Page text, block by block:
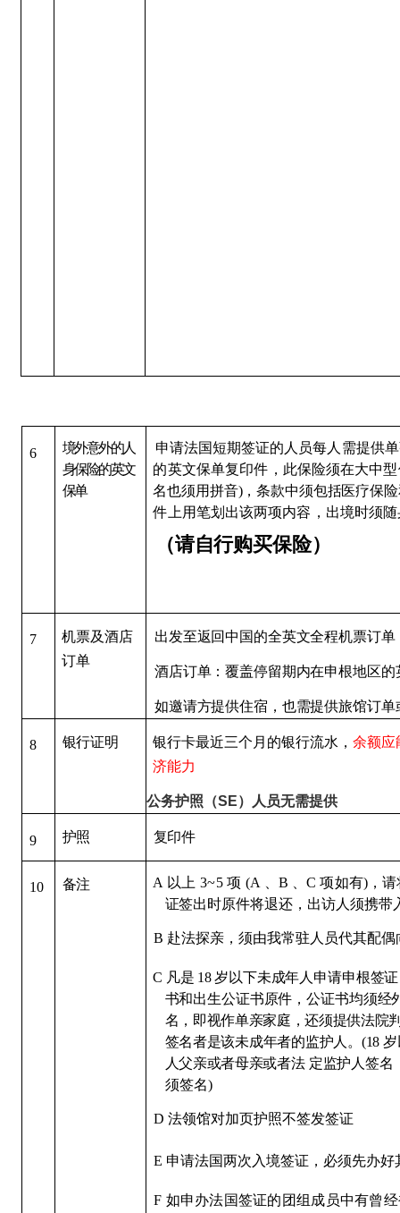
6
境外意外的人
身保险的英文
保单
申请法国短期签证的人员每人需提供
的英文保单复印件，此保险须在大中
名也须用拼音)，条款中须包括医疗保
件上用笔划 出该两项内容，出境时须随
（请自行购买保险）
7
机票及酒店
订单
出发至返回中国的全英文全程机票订单
酒店订单：覆盖停留期内在申根地区的
如邀请方提供住宿，也需提供旅馆订
8 银行证明 银行卡最近三个月的银行流水， 余额应
济能力
公务护照（SE）人员无需提供
9 护照 复印件
10 备注 A 以上3~5项 (A B 、C 项如有)，
证签出时原件将退还，出访人须携带
B 赴法探亲，须由我常驻人员代其配
C 凡是 18岁以下未成年人申请申根签
书和出生公证书原件，公证书均须经
名，即视作单亲家庭，还须提供法院
签名者是该未成年者的监护人。(18 岁
人父亲或者母亲或者法 定监护人签名
须签名)
D 法领馆对加页护照不签发签证
E 申请法国两次入境签证，必须先办好
F 如申办法国签证的团组成员中有曾